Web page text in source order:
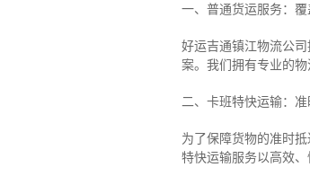
一、普通货运服务：
好运吉通镇江物流公
案。我们拥有专业的
二、卡班特快运输：
为了保障货物的准时
特快运输服务以高效、